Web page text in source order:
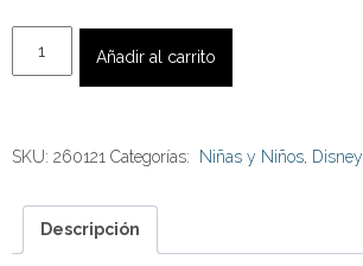
Intensamente
200
cantidad
Añadir al carrito
SKU: 260121 Categorías: Niñas y Niños Disney
Descripción